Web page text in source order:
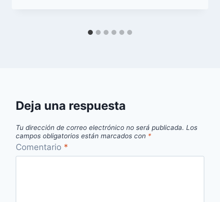
Deja una respuesta
Tu dirección de correo electrónico no será publicada. Los
campos obligatorios están marcados con *
Comentario *